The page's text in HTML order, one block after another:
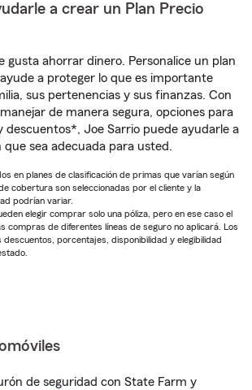
a crear un Plan Precio
gusta ahorrar dinero. Personalice un plan
a proteger lo que es importante
sus pertenencias y sus finanzas. Con
de manera segura, opciones para
descuentos*, Joe Sarrio puede ayudarle a
que sea adecuada para usted.
en planes de clasificación de primas que varían según
cobertura son seleccionadas por el cliente y la
podrían variar.
elegir comprar solo una póliza, pero en ese caso el
compras de diferentes líneas de seguro no aplicará. Los
porcentajes, disponibilidad y elegibilidad
de seguridad con State Farm y